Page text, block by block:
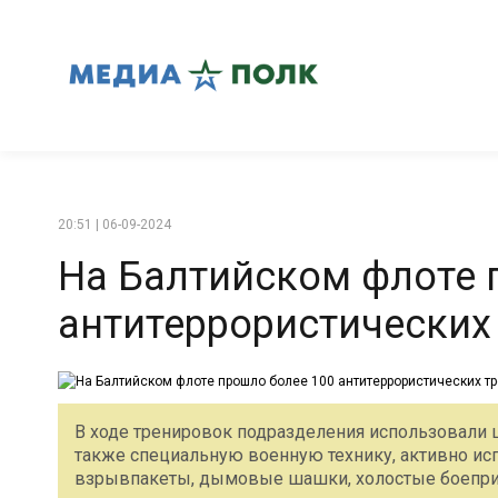
20:51 | 06-09-2024
На Балтийском флоте
В ходе тренировок подразделения
также специальную военную технику, активно
взрывпакеты, дымовые шашки, холостые